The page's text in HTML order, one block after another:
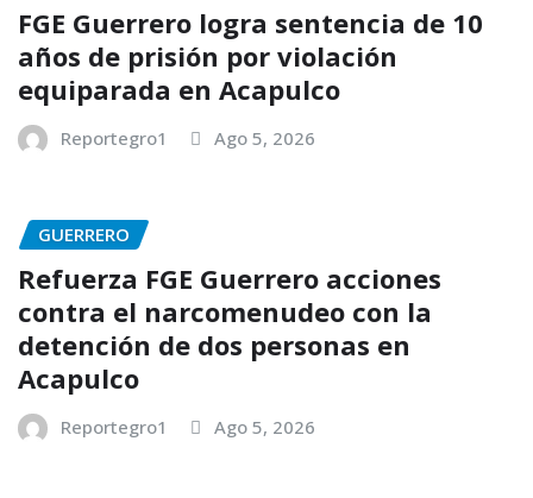
FGE Guerrero logra sentencia de 10
años de prisión por violación
equiparada en Acapulco
Reportegro1 Ago 5, 2026
GUERRERO
Refuerza FGE Guerrero acciones
contra el narcomenudeo con la
detención de dos personas en
Acapulco
Reportegro1 Ago 5, 2026